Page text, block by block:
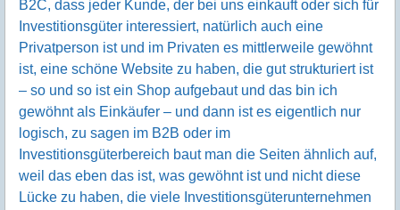
B2C, dass jeder Kunde, der bei uns einkauft oder sich für
Investitionsgüter interessiert, natürlich auch eine
Privatperson ist und im Privaten es mittlerweile gewöhnt
ist, eine schöne Website zu haben, die gut strukturiert ist
– so und so ist ein Shop aufgebaut und das bin ich
gewöhnt als Einkäufer – und dann ist es eigentlich nur
logisch, zu sagen im B2B oder im
Investitionsgüterbereich baut man die Seiten ähnlich auf,
weil das eben das ist, was gewöhnt ist und nicht diese
Lücke zu haben, die viele Investitionsgüterunternehmen